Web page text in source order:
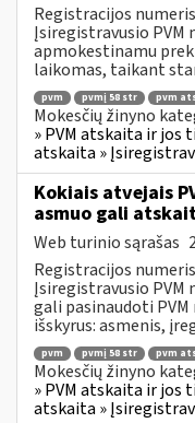
Registracijos
Įsiregistravusio PVM
apmokestinamu
laikomas, taikant
pvm pvmį 58 str pvm
Mokesčių žinyno
» PVM atskaita ir jos
atskaita »
Kokiais atvejais
asmuo gali
Web turinio sąrašas
Registracijos
Įsiregistravusio PVM
gali pasinaudoti
išskyrus: asmenis,
pvm pvmį 58 str pvm
Mokesčių žinyno
» PVM atskaita ir jos
atskaita »